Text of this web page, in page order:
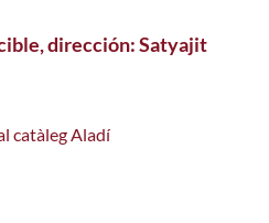
dirección: Satyajit
catàleg Aladí